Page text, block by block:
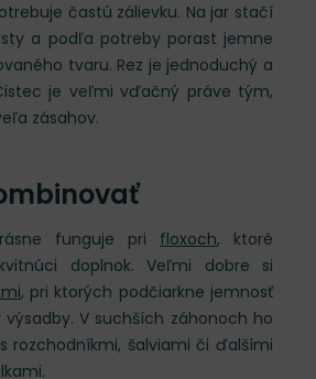
častú zálievku. Na jar stačí
a podľa potreby porast jemne
tvaru. Rez je jednoduchý a
je veľmi vďačný práve tým,
zásahov.
funguje pri floxoch, ktoré
doplnok. Veľmi dobre si
, pri ktorých podčiarkne jemnosť
V suchších záhonoch ho
rozchodníkmi, šalviami či ďalšími